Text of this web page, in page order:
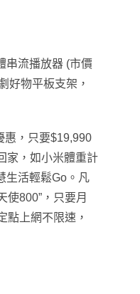
串流播放器 (市價
好物平板支架，
惠，只要$19,990
家，如小米體重計
生活輕鬆Go。凡
使800”，只要月
點上網不限速，